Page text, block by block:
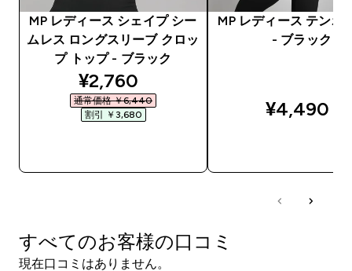
MP レディース シェイプ シー
ムレス ロングスリーブ クロッ
プ トップ - ブラック
discounted price
¥2,760‎
通常価格 ￥6,440‎
割引 ￥3,680‎
MP レディース テンポ
- ブラック
¥4,490‎
すべてのお客様の口コミ
現在口コミはありません。